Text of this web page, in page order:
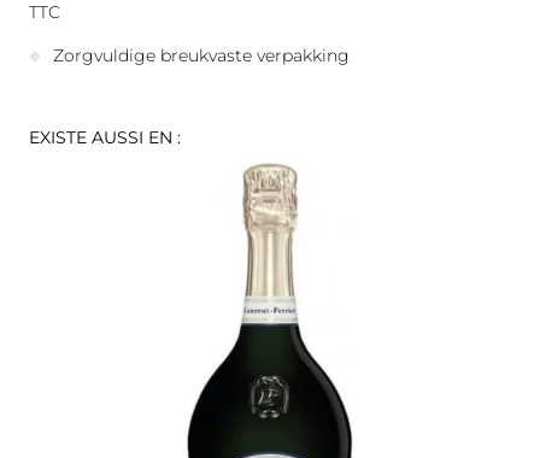
TTC
Zorgvuldige breukvaste verpakking
EXISTE AUSSI EN :